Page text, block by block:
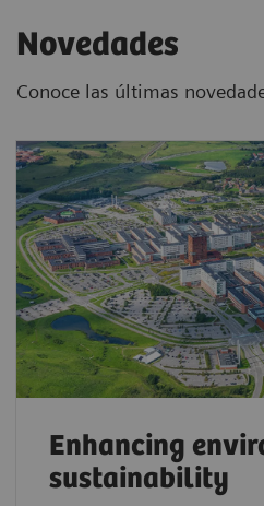
Novedades
Conoce las últimas
Enhancing
sustainability